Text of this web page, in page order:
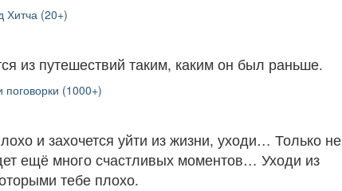
(20+)
из путешествий таким, каким он был раньше.
поговорки (1000+)
и захочется уйти из жизни, уходи… Только не
ещё много счастливых моментов… Уходи из
тебе плохо.